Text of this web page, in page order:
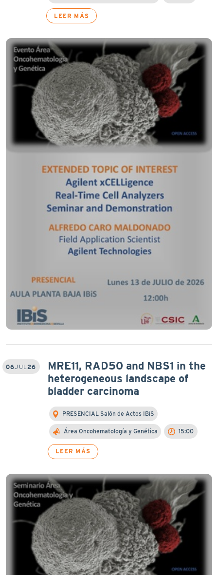
LEER MÁS
06JUL 26
MRE11, RAD50 and NBS1 in the
heterogeneous landscape of
bladder carcinoma
PRESENCIAL Salón de Actos IBiS
Área Oncohematología y Genética 15:00
LEER MÁS